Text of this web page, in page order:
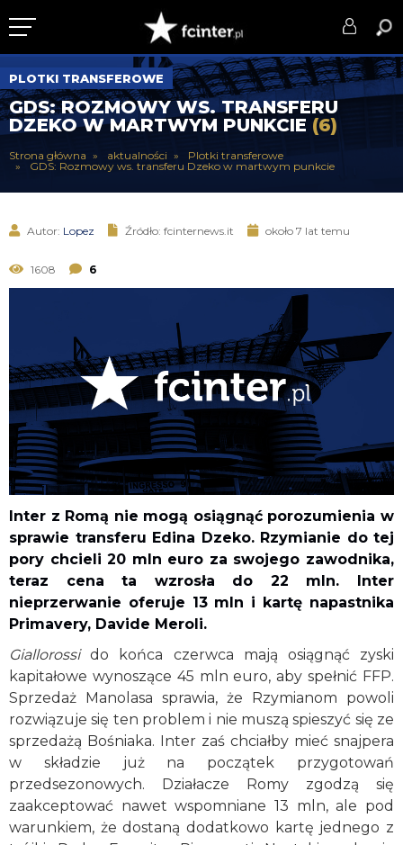
KLUB
DRUŻYNA
SERIE A
PUCHARY
DLA TIFOSICH
SERWIS
PLOTKI TRANSFEROWE
GDS: ROZMOWY WS. TRANSFERU
DZEKO W MARTWYM PUNKCIE (6)
Strona główna aktualności
Plotki transferowe
GDS: Rozmowy ws. transferu Dzeko w martwym punkcie
Autor: Lopez Źródło: fcinternews.it około 7 lat temu
1608 6
Inter z Romą nie mogą osiągnąć porozumienia w
sprawie transferu Edina Dzeko. Rzymianie do tej
pory chcieli 20 mln euro za swojego zawodnika,
teraz cena ta wzrosła do 22 mln. Inter
nieprzerwanie oferuje 13 mln i kartę napastnika
Primavery, Davide Meroli.
Giallorossido końca czerwca mają osiągnąć zyski
kapitałowe wynoszące 45 mln euro, aby spełnić FFP.
Sprzedaż Manolasa sprawia, że Rzymianom powoli
rozwiązuje się ten problem i nie muszą spieszyć się ze
sprzedażą Bośniaka. Inter zaś chciałby mieć snajpera
w składzie już na początek przygotowań
przedsezonowych. Działacze Romy zgodzą się
zaakceptować nawet wspomniane 13 mln, ale pod
warunkiem, że dostaną dodatkowo kartę jednego z